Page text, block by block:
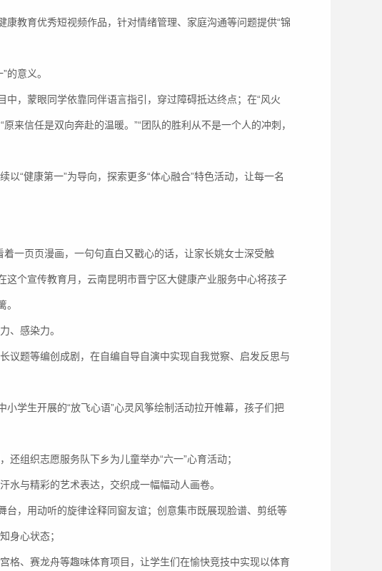
教育优秀短视频作品，针对情绪管理、家庭沟通等问题提供“锦
的意义。
，蒙眼同学依靠同伴语言指引，穿过障碍抵达终点；在“风火
来信任是双向奔赴的温暖。”“团队的胜利从不是一个人的冲刺，
“健康第一”为导向，探索更多“体心融合”特色活动，让每一名
一页页漫画，一句句直白又戳心的话，让家长姚女士深受触
这个宣传教育月，云南昆明市晋宁区大健康产业服务中心将孩子
、感染力。
议题等编创成剧，在自编自导自演中实现自我觉察、启发反思与
学生开展的“放飞心语”心灵风筝绘制活动拉开帷幕，孩子们把
组织志愿服务队下乡为儿童举办“六一”心育活动；
水与精彩的艺术表达，交织成一幅幅动人画卷。
台，用动听的旋律诠释同窗友谊；创意集市既展现脸谱、剪纸等
身心状态；
格、赛龙舟等趣味体育项目，让学生们在愉快竞技中实现以体育